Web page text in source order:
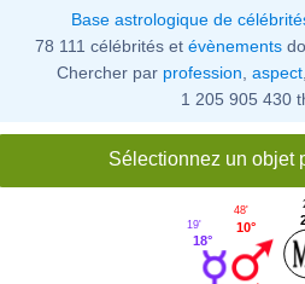
Base astrologique de
78 111 célébrités et évènements
Chercher par profession aspect
1 205 905 430
Sélectionnez un objet
10°
48'
18°
19'